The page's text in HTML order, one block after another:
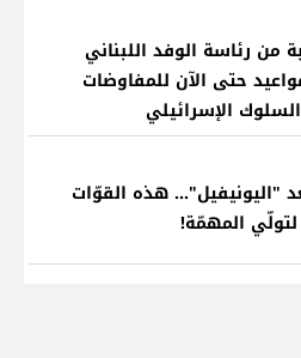
من رئاسة الوفد اللبناني
حتى الآن للمفاوضات
الإسرائيلي
"اليونيفيل"... هذه القوّات
المهمّة!